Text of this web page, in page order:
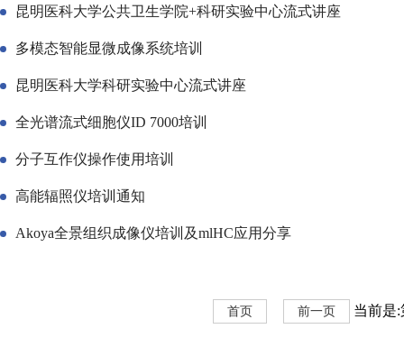
昆明医科大学公共卫生学院+科研实验中心流式讲座
多模态智能显微成像系统培训
昆明医科大学科研实验中心流式讲座
全光谱流式细胞仪ID 7000培训
分子互作仪操作使用培训
高能辐照仪培训通知
Akoya全景组织成像仪培训及mlHC应用分享
首页 前一页 当前是